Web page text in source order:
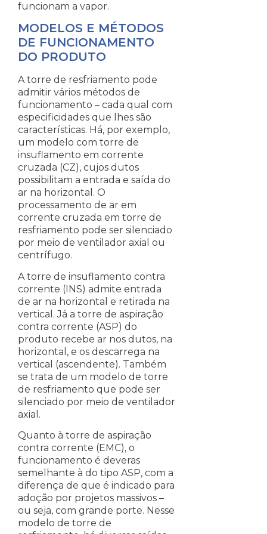
funcionam a vapor.
MODELOS E MÉTODOS
DE FUNCIONAMENTO
DO PRODUTO
A torre de resfriamento pode
admitir vários métodos de
funcionamento – cada qual com
especificidades que lhes são
características. Há, por exemplo,
um modelo com torre de
insuflamento em corrente
cruzada (CZ), cujos dutos
possibilitam a entrada e saída do
ar na horizontal. O
processamento de ar em
corrente cruzada em torre de
resfriamento pode ser silenciado
por meio de ventilador axial ou
centrífugo.
A torre de insuflamento contra
corrente (INS) admite entrada
de ar na horizontal e retirada na
vertical. Já a torre de aspiração
contra corrente (ASP) do
produto recebe ar nos dutos, na
horizontal, e os descarrega na
vertical (ascendente). Também
se trata de um modelo de torre
de resfriamento que pode ser
silenciado por meio de ventilador
axial.
Quanto à torre de aspiração
contra corrente (EMC), o
funcionamento é deveras
semelhante à do tipo ASP, com a
diferença de que é indicado para
adoção por projetos massivos –
ou seja, com grande porte. Nesse
modelo de torre de